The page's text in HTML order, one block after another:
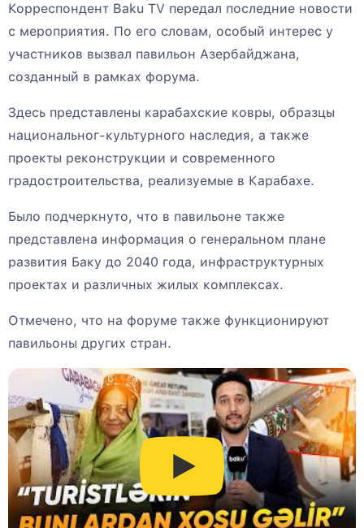
Корреспондент Baku TV передал последние новости
с мероприятия. По его словам, особый интерес у
участников вызвал павильон Азербайджана,
созданный в рамках форума.
Здесь представлены карабахские ковры, образцы
национальног-культурного наследия, а также
проекты реконструкции и современного
градостроительства, реализуемые в Карабахе.
Было подчеркнуто, что в павильоне также
представлена ​​информация о генеральном плане
развития Баку до 2040 года, инфраструктурных
проектах и ​​различных жилых комплексах.
Отмечено, что на форуме также функционируют
павильоны других стран.